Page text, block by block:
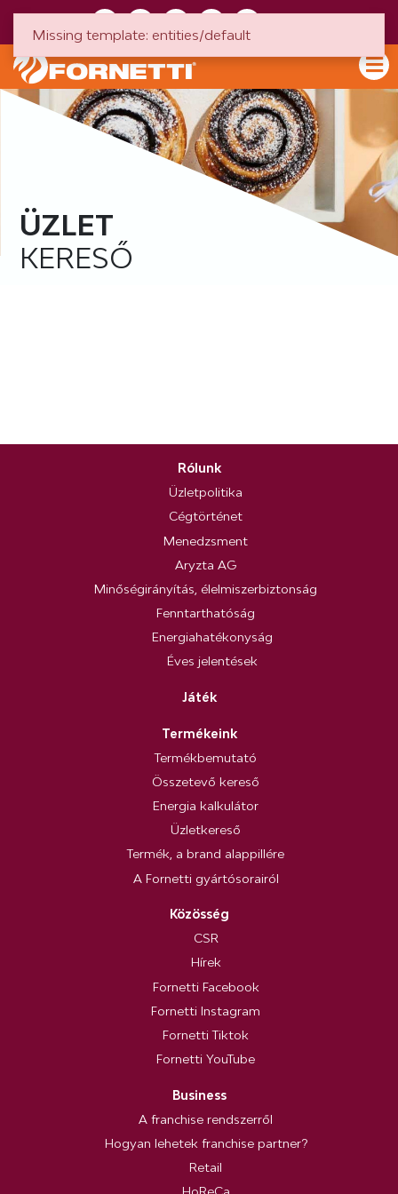
ÜZLET
KERESŐ
Rólunk
Üzletpolitika
Cégtörténet
Menedzsment
Aryzta AG
Minőségirányítás, élelmiszerbiztonság
Fenntarthatóság
Energiahatékonyság
Éves jelentések
Játék
Termékeink
Termékbemutató
Összetevő kereső
Energia kalkulátor
Üzletkereső
Termék, a brand alappillére
A Fornetti gyártósorairól
Közösség
CSR
Hírek
Fornetti Facebook
Fornetti Instagram
Fornetti Tiktok
Fornetti YouTube
Business
A franchise rendszerről
Hogyan lehetek franchise partner?
Retail
Missing template: entities/default